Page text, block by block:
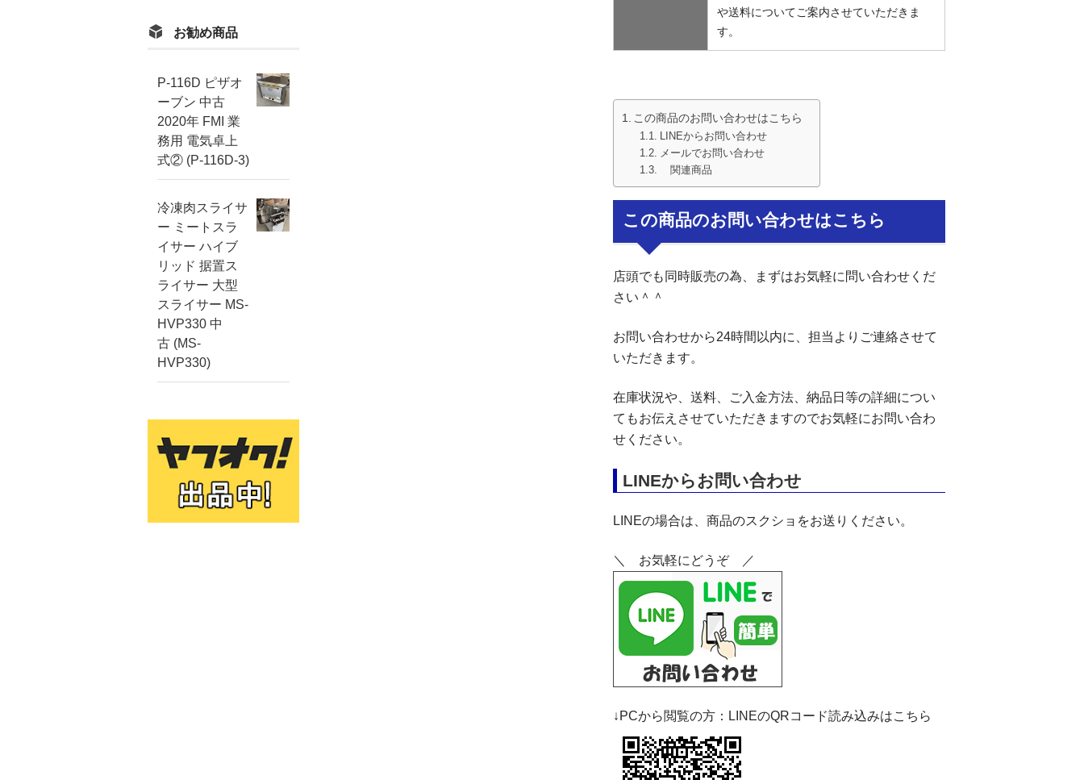
や送料についてご案内させていただきま
す。
この商品のお問い合わせはこちら
LINEからお問い合わせ
メールでお問い合わせ
関連商品
この商品のお問い合わせはこちら
店頭でも同時販売の為、まずはお気軽に問い合わせくだ
さい＾＾
お問い合わせから24時間以内に、担当よりご連絡させて
いただきます。
在庫状況や、送料、ご入金方法、納品日等の詳細につい
てもお伝えさせていただきますのでお気軽にお問い合わ
せください。
LINEからお問い合わせ
LINEの場合は、商品のスクショをお送りください。
＼ お気軽にどうぞ ／
↓PCから閲覧の方：LINEのQRコード読み込みはこちら
お勧め商品
P-116D ピザオ
ーブン 中古
2020年 FMI 業
務用 電気卓上
式② (P-116D-3)
冷凍肉スライサ
ー ミートスラ
イサー ハイブ
リッド 据置ス
ライサー 大型
スライサー MS-
HVP330 中
古 (MS-
HVP330)